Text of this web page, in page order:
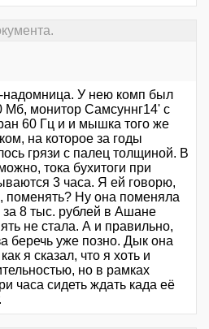
надомница. У нею комп был
Мб, монитор Самсуннг14' с
60 Гц и и мышка того же
на которое за годы
грязи с палец толщиной. В
тока бухитоги при
3 часа. Я ей говорю,
поменять? Ну она поменяла
8 тыс. рублей в Ашане
не стала. А и правильно,
беречь уже позно. Дык она
я сказал, что я хоть и
но в рамках
часа сидеть ждать када её